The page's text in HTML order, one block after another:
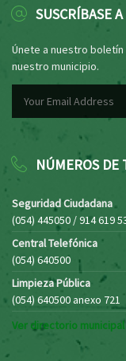
SUSCRÍBASE
Únete a nuestro
nuestro municipio.
NÚMEROS DE
Seguridad Ciudadana
(054) 445050 / 914 619
Central Telefónica
(054) 640500
Limpieza Pública
(054) 640500 anexo 721
Ver directorio municipal